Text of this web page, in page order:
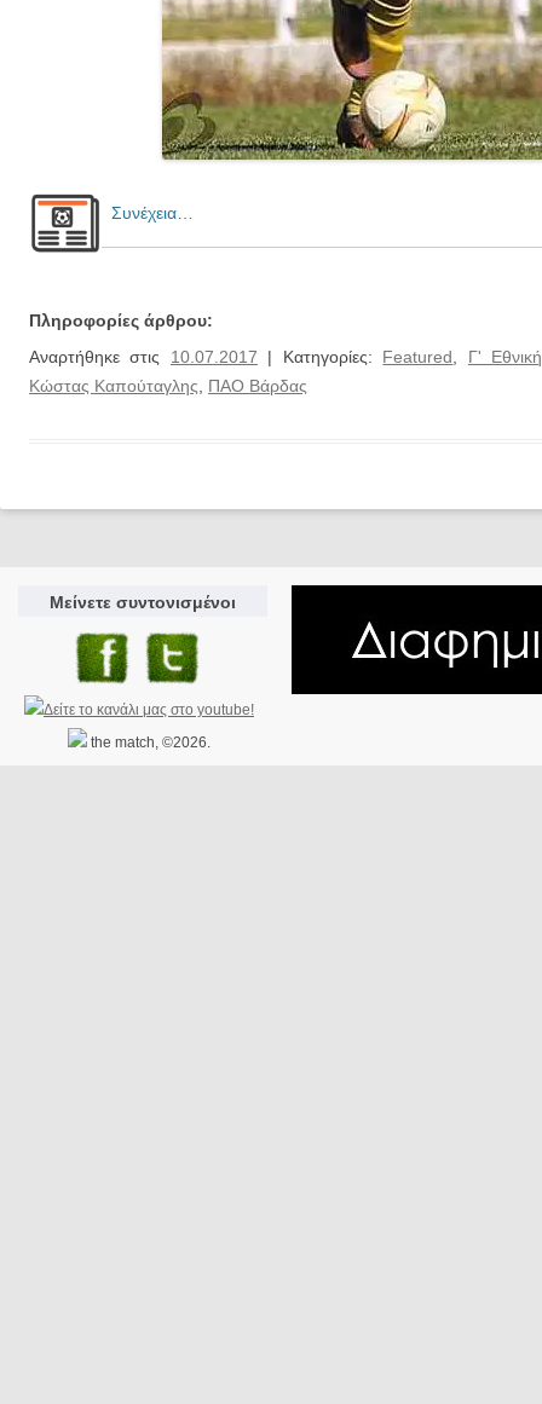
Συνέχεια…
Πληροφορίες άρθρου:
Αναρτήθηκε στις 10.07.2017 | Κατηγορίες: Featured
Γ' Εθνική
Κώστας Καπούταγλης
ΠΑΟ Βάρδας
Μείνετε συντονισμένοι
the match, ©2026.